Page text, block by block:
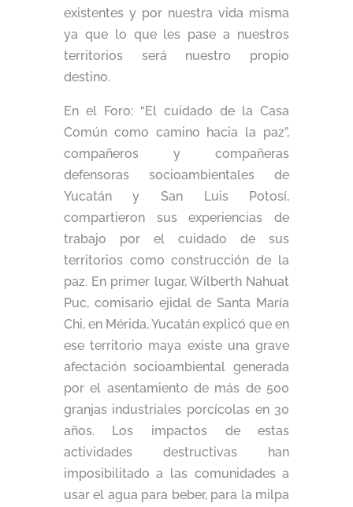
existentes y por nuestra vida misma
ya que lo que les pase a nuestros
territorios será nuestro propio
destino.
En el Foro: “El cuidado de la Casa
Común como camino hacia la paz”,
compañeros y compañeras
defensoras socioambientales de
Yucatán y San Luis Potosí,
compartieron sus experiencias de
trabajo por el cuidado de sus
territorios como construcción de la
paz. En primer lugar, Wilberth Nahuat
Puc, comisario ejidal de Santa María
Chi, en Mérida, Yucatán explicó que en
ese territorio maya existe una grave
afectación socioambiental generada
por el asentamiento de más de 500
granjas industriales porcícolas en 30
años. Los impactos de estas
actividades destructivas han
imposibilitado a las comunidades a
usar el agua para beber, para la milpa